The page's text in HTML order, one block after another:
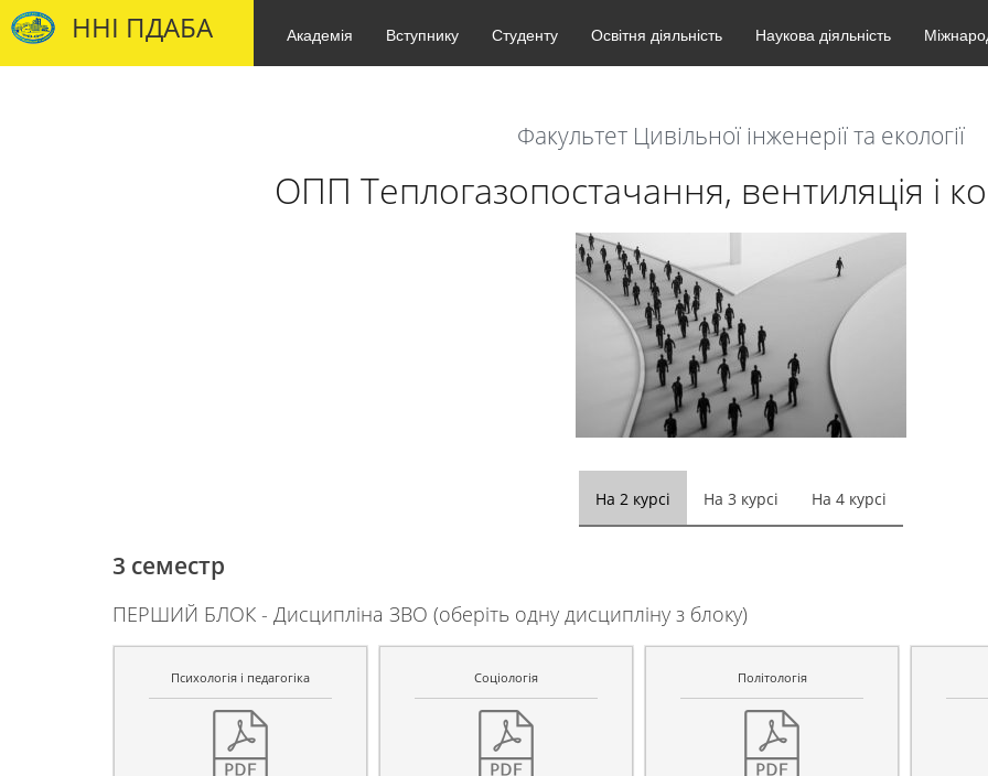
ННІ ПДАБА Академія Вступнику Студенту Освітня діяльність Наукова діяльність
Факультет Цивільної інженерії та екології
ОПП Теплогазопостачання, вентиляція і
На 2 курсі На 3 курсі На 4 курсі
3 семестр
ПЕРШИЙ БЛОК - Дисципліна ЗВО (оберіть одну дисципліну з блоку)
Психологія і педагогіка Соціологія Політологія